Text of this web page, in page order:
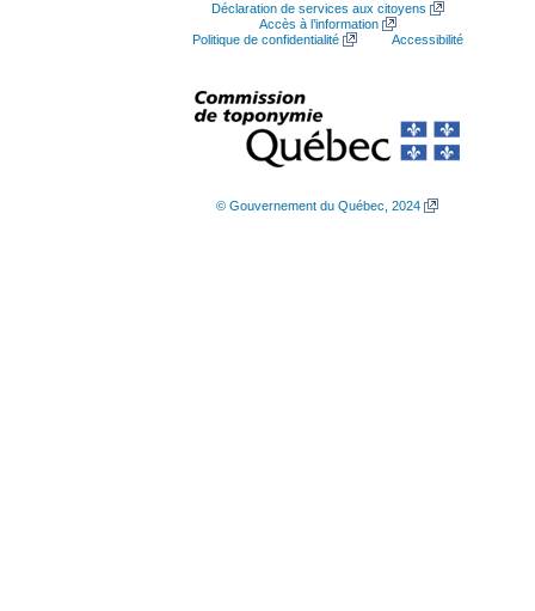
Déclaration de services aux citoyens
Accès à l’information
Politique de confidentialité
Accessibilité
© Gouvernement du Québec, 2024